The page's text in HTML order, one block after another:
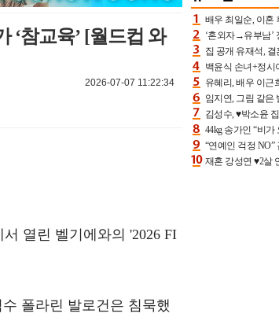
‘참교육’ [월드컵 와
2026-07-07 11:22:34
열린 벨기에와의 '2026 FI
폴라린 발로건은 침묵했